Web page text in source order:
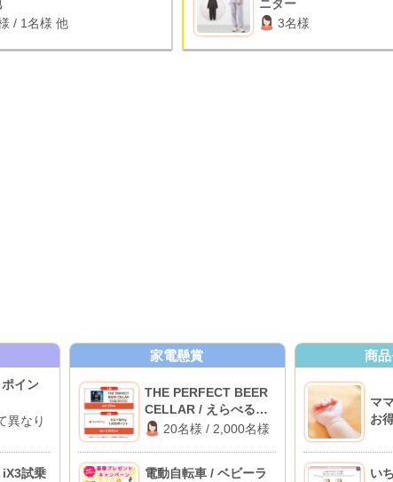
/ 1名様 他
ニター
3名様
イン
異なり
試乗
家電懸賞
THE PERFECT BEER
CELLAR / えらべる
Pay 1,000ポイント
20名様 / 2,000名様
電動自転車 / ベビーラ
商
マ
お
い